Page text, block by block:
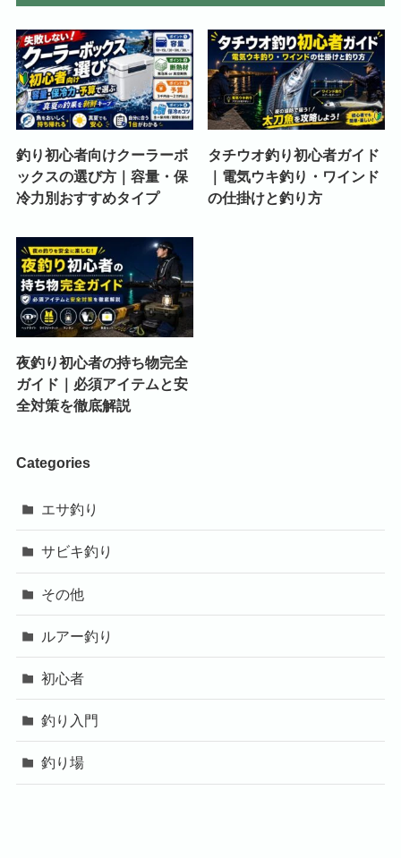
釣り初心者向けクーラーボ
ックスの選び方｜容量・保
冷力別おすすめタイプ
タチウオ釣り初心者ガイド
｜電気ウキ釣り・ワインド
の仕掛けと釣り方
夜釣り初心者の持ち物完全
ガイド｜必須アイテムと安
全対策を徹底解説
Categories
エサ釣り
サビキ釣り
その他
ルアー釣り
初心者
釣り入門
釣り場